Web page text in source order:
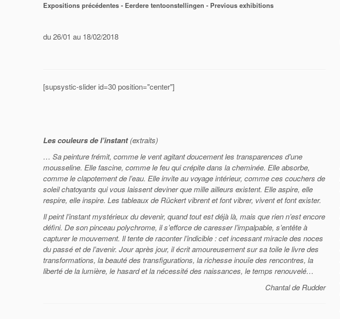
Expositions précédentes - Eerdere tentoonstellingen - Previous exhibitions
du 26/01 au 18/02/2018
[supsystic-slider id=30 position="center"]
Les couleurs de l’instant(extraits)
… Sa peinture frémit, comme le vent agitant doucement les transparences d’une
mousseline. Elle fascine, comme le feu qui crépite dans la cheminée. Elle absorbe,
comme le clapotement de l’eau. Elle invite au voyage intérieur, comme ces couchers de
soleil chatoyants qui vous laissent deviner que mille ailleurs existent. Elle aspire, elle
respire, elle inspire. Les tableaux de Rückert vibrent et font vibrer, vivent et font exister.
Il peint l’instant mystérieux du devenir, quand tout est déjà là, mais que rien n’est encore
défini. De son pinceau polychrome, il s’efforce de caresser l’impalpable, s’entête à
capturer le mouvement. Il tente de raconter l’indicible : cet incessant miracle des noces
du passé et de l’avenir. Jour après jour, il écrit amoureusement sur sa toile le livre des
transformations, la beauté des transfigurations, la richesse inouïe des rencontres, la
liberté de la lumière, le hasard et la nécessité des naissances, le temps renouvelé…
Chantal de Rudder